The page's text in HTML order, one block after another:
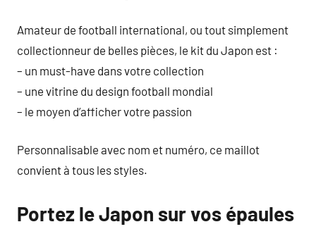
Amateur de football international, ou tout simplement
collectionneur de belles pièces, le kit du Japon est :
– un must-have dans votre collection
– une vitrine du design football mondial
– le moyen d’afficher votre passion
Personnalisable avec nom et numéro, ce maillot
convient à tous les styles.
Portez le Japon sur vos épaules